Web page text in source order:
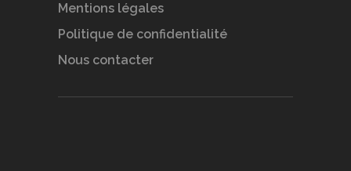
Mentions légales
Politique de confidentialité
Nous contacter